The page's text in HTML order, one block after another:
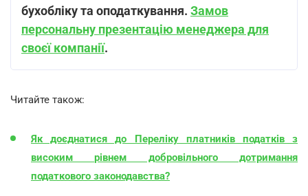
бухобліку та оподаткування. Замов
персональну презентацію менеджера для
своєї компанії.
Читайте також:
Як доєднатися до Переліку платників податків з
високим рівнем добровільного дотримання
податкового законодавства?